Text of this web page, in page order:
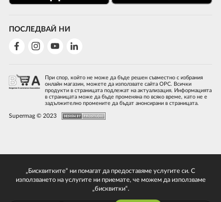
ПОСЛЕДВАЙ НИ
При спор, който не може да бъде решен съвместно с избрания
онлайн магазин, можете да използвате сайта ОРС. Всички
продукти в страницата подлежат на актуализация. Информацията
в страницата може да бъде променяна по всяко време, като не е
задължително промените да бъдат анонсирани в страницата.
Supermag © 2023
„Бисквитките“ ни помагат да предоставяме услугите си. С
използването на услугите ни приемате, че можем да използваме
„бисквитки“.